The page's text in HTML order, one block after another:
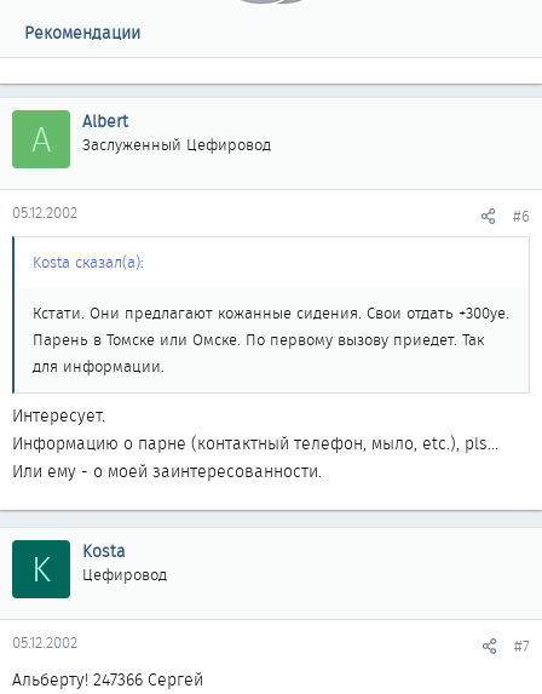
Рекомендации
A Albert
Заслуженный Цефировод
05.12.2002 #6
Kosta сказал(а):
Кстати. Они предлагают кожанные сидения. Свои отдать +300уе.
Парень в Томске или Омске. По первому вызову приедет. Так
для информации.
Интересует.
Информацию о парне (контактный телефон, мыло, etc.), pls...
Или ему - о моей заинтересованности.
K Kosta
Цефировод
05.12.2002 #7
Альберту! 247366 Сергей